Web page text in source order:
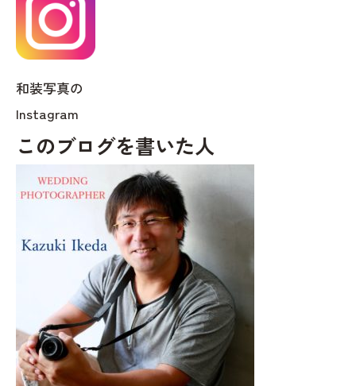
和装写真の
Instagram
このブログを書いた人